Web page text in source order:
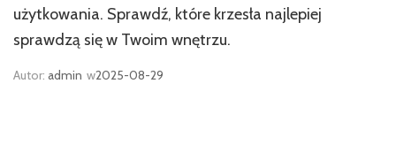
użytkowania. Sprawdź, które krzesła najlepiej
sprawdzą się w Twoim wnętrzu.
Autor: admin w2025-08-29